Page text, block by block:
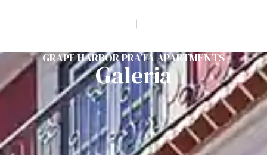
GRAPE HARBOR PRATA APARTMENTS
Galeria